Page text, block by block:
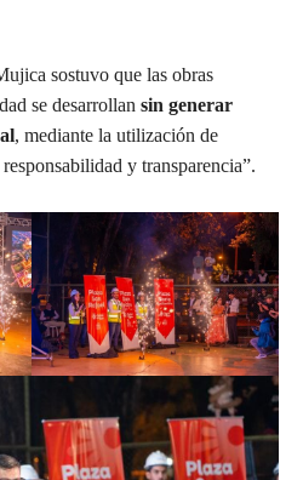
sostuvo que las obras
se desarrollan sin generar
, mediante la utilización de
y transparencia”.